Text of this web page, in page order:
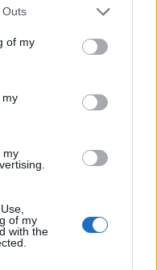
Outs
of my
my
my
of my
with the
Article suivant
Céline Dion à 58 ans : son
minceur dévoilé par